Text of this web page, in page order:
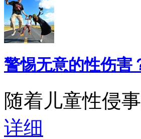
警惕无意的性伤害
随着儿童性侵
详细